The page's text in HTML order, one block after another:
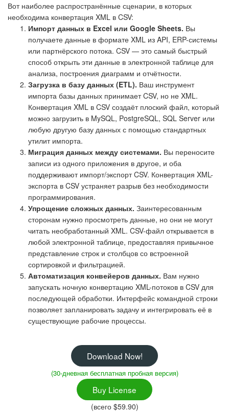
Вот наиболее распространённые сценарии, в которых
необходима конвертация XML в CSV:
Импорт данных в Excel или Google Sheets. Вы
получаете данные в формате XML из API, ERP-системы
или партнёрского потока. CSV — это самый быстрый
способ открыть эти данные в электронной таблице для
анализа, построения диаграмм и отчётности.
Загрузка в базу данных (ETL). Ваш инструмент
импорта базы данных принимает CSV, но не XML.
Конвертация XML в CSV создаёт плоский файл, который
можно загрузить в MySQL, PostgreSQL, SQL Server или
любую другую базу данных с помощью стандартных
утилит импорта.
Миграция данных между системами. Вы переносите
записи из одного приложения в другое, и оба
поддерживают импорт/экспорт CSV. Конвертация XML-
экспорта в CSV устраняет разрыв без необходимости
программирования.
Упрощение сложных данных. Заинтересованным
сторонам нужно просмотреть данные, но они не могут
читать необработанный XML. CSV-файл открывается в
любой электронной таблице, предоставляя привычное
представление строк и столбцов со встроенной
сортировкой и фильтрацией.
Автоматизация конвейеров данных. Вам нужно
запускать ночную конвертацию XML-потоков в CSV для
последующей обработки. Интерфейс командной строки
позволяет запланировать задачу и интегрировать её в
существующие рабочие процессы.
Download Now!
(30-дневная бесплатная пробная версия)
Buy License
(всего $59.90)